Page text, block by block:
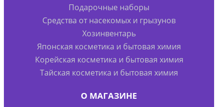
Подарочные наборы
Средства от насекомых и грызунов
Хозинвентарь
Японская косметика и бытовая химия
Корейская косметика и бытовая химия
Тайская косметика и бытовая химия
О МАГАЗИНЕ